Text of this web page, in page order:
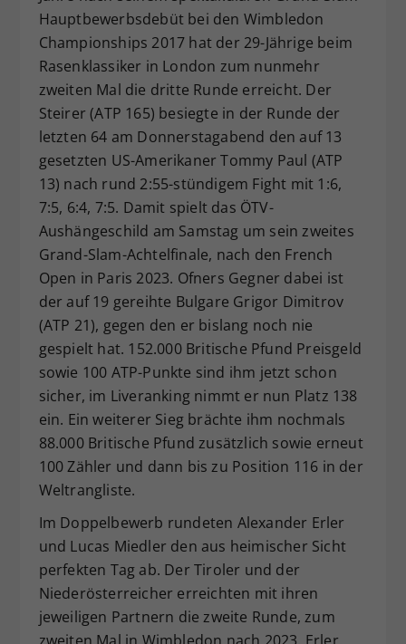
Hauptbewerbsdebüt bei den Wimbledon
Championships 2017 hat der 29-Jährige beim
Rasenklassiker in London zum nunmehr
zweiten Mal die dritte Runde erreicht. Der
Steirer (ATP 165) besiegte in der Runde der
letzten 64 am Donnerstagabend den auf 13
gesetzten US-Amerikaner Tommy Paul (ATP
13) nach rund 2:55-stündigem Fight mit 1:6,
7:5, 6:4, 7:5. Damit spielt das ÖTV-
Aushängeschild am Samstag um sein zweites
Grand-Slam-Achtelfinale, nach den French
Open in Paris 2023. Ofners Gegner dabei ist
der auf 19 gereihte Bulgare Grigor Dimitrov
(ATP 21), gegen den er bislang noch nie
gespielt hat. 152.000 Britische Pfund Preisgeld
sowie 100 ATP-Punkte sind ihm jetzt schon
sicher, im Liveranking nimmt er nun Platz 138
ein. Ein weiterer Sieg brächte ihm nochmals
88.000 Britische Pfund zusätzlich sowie erneut
100 Zähler und dann bis zu Position 116 in der
Weltrangliste.
Im Doppelbewerb rundeten Alexander Erler
und Lucas Miedler den aus heimischer Sicht
perfekten Tag ab. Der Tiroler und der
Niederösterreicher erreichten mit ihren
jeweiligen Partnern die zweite Runde, zum
Zweck
Dieser Wert speichert Ihre Consent-
Einstellungen. Unter anderem eine
zufällig generierte ID, für die
historische Speicherung Ihrer
Webseiten-Betreiber dies eingestellt
hat.